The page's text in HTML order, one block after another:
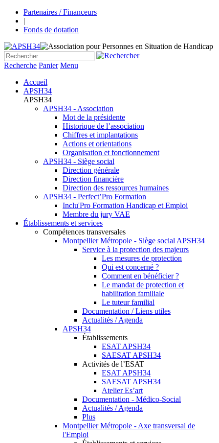
Partenaires / Financeurs
|
Fonds de dotation
Recherche Panier Menu
Accueil
APSH34
APSH34
APSH34 - Association
Mot de la présidente
Historique de l’association
Chiffres et implantations
Actions et orientations
Organisation et fonctionnement
APSH34 - Siège social
Direction générale
Direction financière
Direction des ressources humaines
APSH34 - Perfect’Pro Formation
Inclu'Pro Formation Handicap et Emploi
Membre du jury VAE
Établissements et services
Compétences transversales
Montpellier Métropole - Siège social APSH34
Service à la protection des majeurs
Les mesures de protection
Qui est concerné ?
Comment en bénéficier ?
Le mandat de protection et
habilitation familiale
Le tuteur familial
Documentation / Liens utiles
Actualités / Agenda
APSH34
Établissements
ESAT APSH34
SAESAT APSH34
Activités de l’ESAT
ESAT APSH34
SAESAT APSH34
Atelier Es’art
Documentation - Médico-Social
Actualités / Agenda
Plus
Montpellier Métropole - Axe transversal de
l'Emploi